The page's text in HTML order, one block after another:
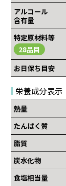
アルコール
含有量
特定原材料等
28品目
お日保ち目安
栄養成分表示
熱量
たんぱく質
脂質
炭水化物
食塩相当量